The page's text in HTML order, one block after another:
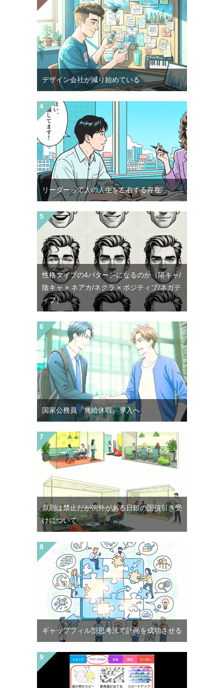
デザイン会社が減り始めている
リーダーって人の人生を左右する存在
性格タイプの4パターンになるのか（陽キャ/
陰キャ × ネアカ/ネクラ × ポジティブ/ネガテ
ィブ）
国家公務員「無給休暇」導入へ
原則は禁止だが例外がある日銀の国債引き受
けについて
ギャップフィル型思考法で計画を成功させる